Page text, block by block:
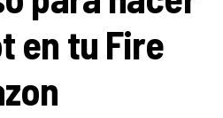
en tu Fire